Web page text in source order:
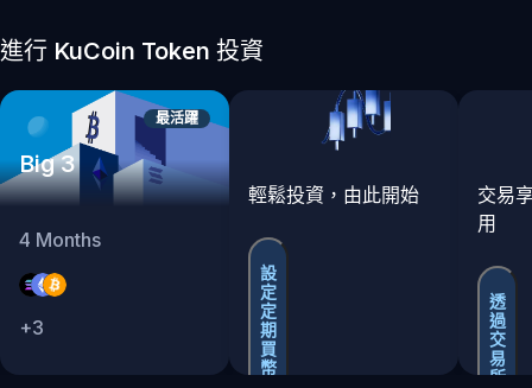
進行 KuCoin Token 投資
最活躍
Big 3
4 Months
+3
輕鬆投資，由此開始
設
定
定
期
買
幣
交易
用
透
過
交
易
所